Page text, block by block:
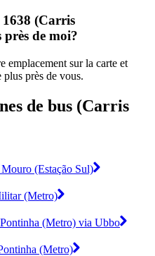
1638 (Carris
de moi?
emplacement sur la carte et
près de vous.
de bus (Carris
(Estação Sul)
(Metro)
(Metro) via Ubbo
(Metro)